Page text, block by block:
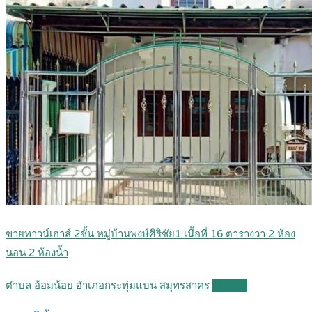
ขายทาวน์เฮาส์ 2ชั้น หมู่บ้านพงษ์ศิริชัย1 เนื้อที่ 16 ตารางวา 2 ห้อง
นอน 2 ห้องน้ำ
ตำบล อ้อมน้อย อำเภอกระทุ่มแบน สมุทรสาคร